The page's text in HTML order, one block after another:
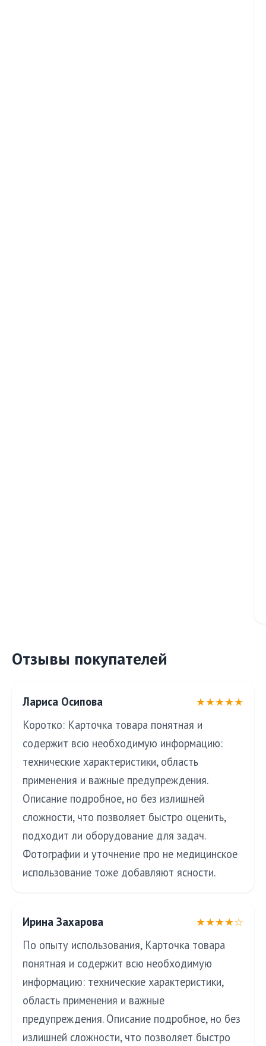
Отзывы покупателей
Лариса Осипова
★★★★★
Коротко: Карточка товара понятная и
содержит всю необходимую информацию:
технические характеристики, область
применения и важные предупреждения.
Описание подробное, но без излишней
сложности, что позволяет быстро оценить,
подходит ли оборудование для задач.
Фотографии и уточнение про не медицинское
использование тоже добавляют ясности.
Ирина Захарова
★★★★☆
По опыту использования, Карточка товара
понятная и содержит всю необходимую
информацию: технические характеристики,
область применения и важные
предупреждения. Описание подробное, но без
излишней сложности, что позволяет быстро